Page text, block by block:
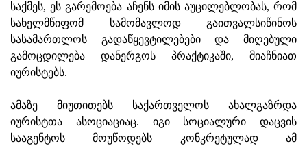
საქმეს, ეს გარემოება აჩენს იმის აუცილებლობას, რომ
სახელმწიფომ სამომავლოდ გაითვალსიწინოს
სასამართლოს გადაწყევტილებები და მიღებული
გამოცდილება დანერგოს პრაქტიკაში, მიაჩნიათ
იურისტებს.
ამაზე მიუთითებს საქართველოს ახალგაზრდა
იურისტთა ასოციაციაც. იგი სოციალური დაცვის
სააგენტოს მოუწოდებს კონკრეტულად ამ